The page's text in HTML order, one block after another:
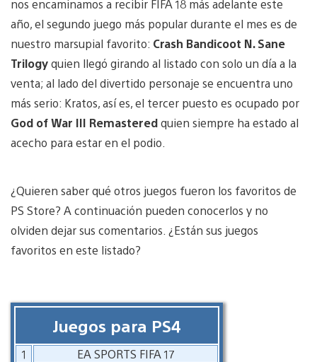
nos encaminamos a recibir FIFA 18 más adelante este
año, el segundo juego más popular durante el mes es de
nuestro marsupial favorito: Crash Bandicoot N. Sane
Trilogyquien llegó girando al listado con solo un día a la
venta; al lado del divertido personaje se encuentra uno
más serio: Kratos, así es, el tercer puesto es ocupado por
God of War III Remasteredquien siempre ha estado al
acecho para estar en el podio.
¿Quieren saber qué otros juegos fueron los favoritos de
PS Store? A continuación pueden conocerlos y no
olviden dejar sus comentarios. ¿Están sus juegos
favoritos en este listado?
Juegos para PS4
1
EA SPORTS FIFA 17